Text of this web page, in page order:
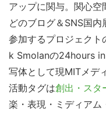
アップに関与。関心
どのブログ＆SNS国
参加するプロジェクト
k Smolanの24hours
写体として現MITメデ
活動タグは創出・スタ
楽・表現・ミディア